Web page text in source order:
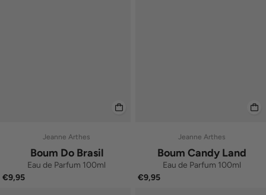
Jeanne Arthes
Boum Do Brasil
Eau de Parfum 100ml
€9,95
Jeanne Arthes
Boum Candy Land
Eau de Parfum 100ml
€9,95